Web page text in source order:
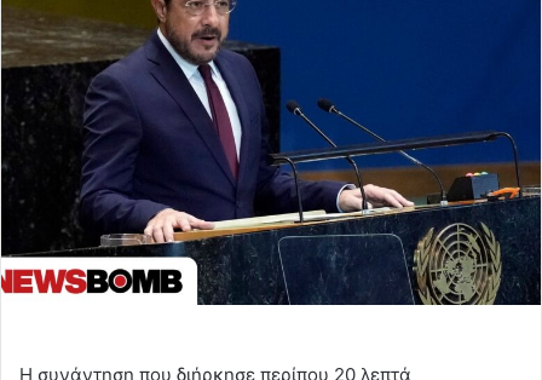
Η συνάντηση που διήρκησε περίπου 20 λεπτά